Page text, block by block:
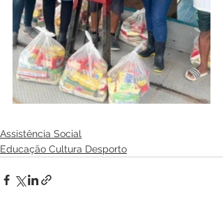
Assistência Social
Educação Cultura Desporto